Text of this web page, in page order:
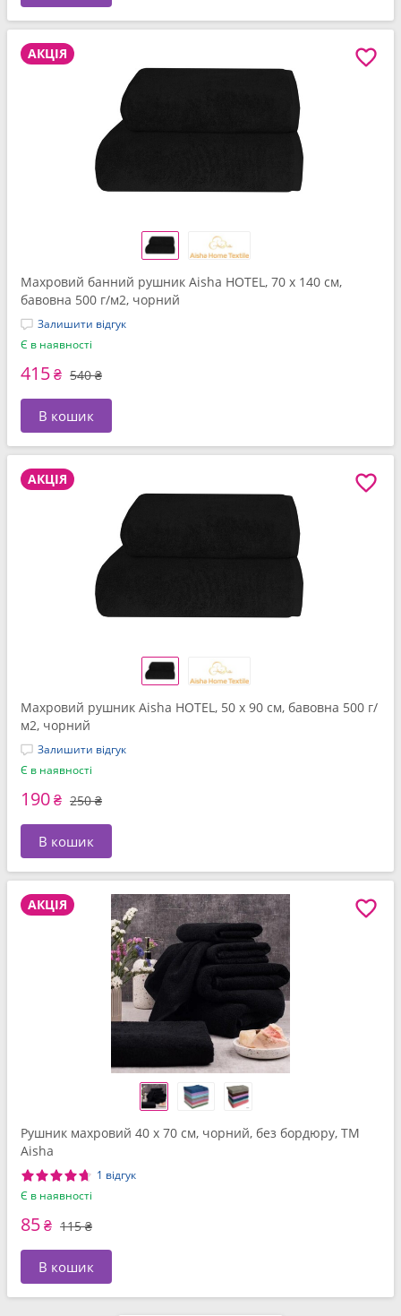
АКЦІЯ
Махровий банний рушник Aisha HOTEL, 70 x 140 см,
бавовна 500 г/м2, чорний
Залишити відгук
Є в наявності
415₴ 540 ₴
В кошик
АКЦІЯ
Махровий рушник Aisha HOTEL, 50 x 90 см, бавовна 500 г/
м2, чорний
Залишити відгук
Є в наявності
190₴ 250 ₴
В кошик
АКЦІЯ
Рушник махровий 40 x 70 см, чорний, без бордюру, ТМ
Aisha
1 відгук
Є в наявності
85₴ 115 ₴
В кошик